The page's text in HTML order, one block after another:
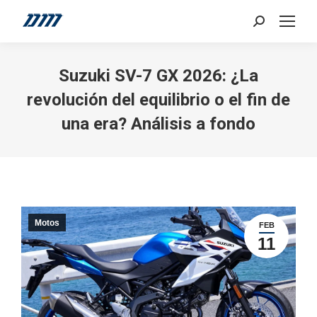
Search:
Suzuki SV-7 GX 2026: ¿La
revolución del equilibrio o el fin de
una era? Análisis a fondo
FEB
11
Motos